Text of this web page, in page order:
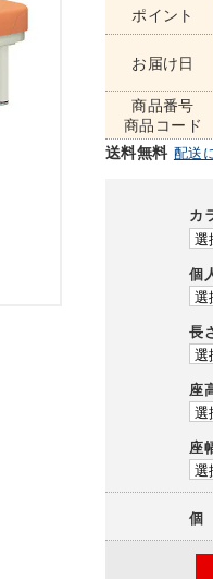
ポイント
お届け日
商品番号
商品コード
送料無料 配送
カ
個
長
座
座